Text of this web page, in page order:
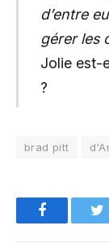
d’entre
gérer les
Jolie est-
?
brad pitt
Facebook